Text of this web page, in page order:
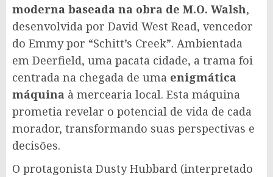
moderna baseada na obra de M.O. Walsh,
desenvolvida por David West Read, vencedor
do Emmy por “Schitt’s Creek”. Ambientada
em Deerfield, uma pacata cidade, a trama foi
centrada na chegada de uma enigmática
máquina à mercearia local. Esta máquina
prometia revelar o potencial de vida de cada
morador, transformando suas perspectivas e
decisões.
O protagonista Dusty Hubbard (interpretado